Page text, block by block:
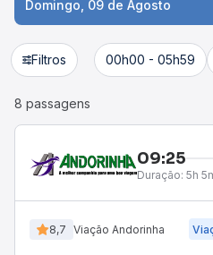
Domingo, 09 de Agosto
Filtros 00h00 - 05h59
8 passagens
09:25
Duração: 5h
8,7 Viação Andorinha